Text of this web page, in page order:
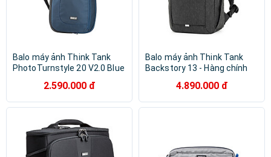
Balo máy ảnh Think Tank
PhotoTurnstyle 20 V2.0 Blue
2.590.000 đ
Balo máy ảnh Think Tank
Backstory 13 - Hàng chính
4.890.000 đ